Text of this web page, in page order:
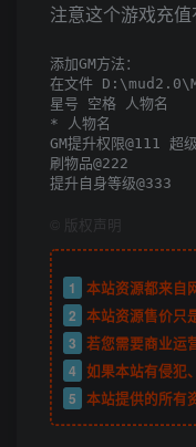
注意这个游戏充
添加GM方法：
在文件
星号 空格 人物名
* 人物名
GM提升权限@111 超
刷物品@222
提升自身等级@333
版权声明
1
本站资源都来自
2 本站资源售价只
3 若您需要商业运
4 如果本站有侵犯
5 本站提供的所有